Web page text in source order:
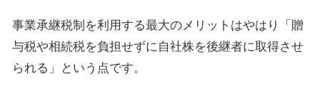
事業承継税制を利用する最大のメリットはやはり「贈
与税や相続税を負担せずに自社株を後継者に取得させ
られる」という点です。